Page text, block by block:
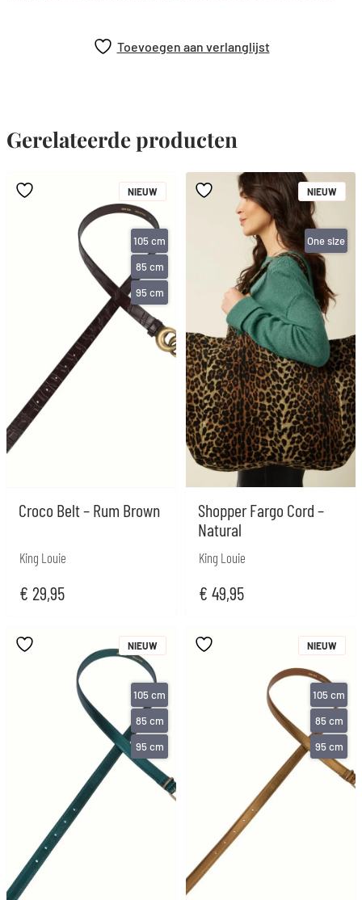
Toevoegen aan verlanglijst
Gerelateerde producten
Croco Belt – Rum Brown
King Louie
€ 29,95
NIEUW
105 cm
85 cm
95 cm
Shopper Fargo Cord –
Natural
King Louie
€ 49,95
NIEUW
One size
NIEUW
105 cm
85 cm
95 cm
NIEUW
105 cm
85 cm
95 cm